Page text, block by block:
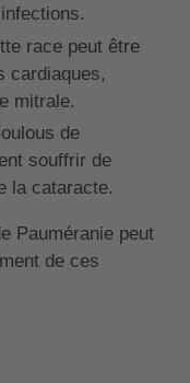
race peut être
cardiaques,
mitrale.
de
souffrir de
la cataracte.
Pauméranie peut
de ces